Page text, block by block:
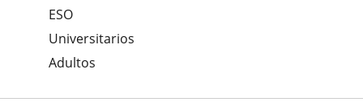
ESO
Universitarios
Adultos